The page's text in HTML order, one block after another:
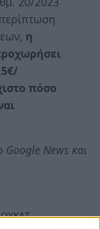
η
πόσο
Google News και